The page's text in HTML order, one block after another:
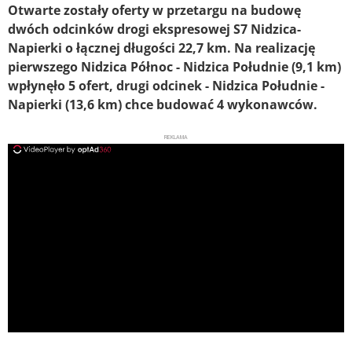
Otwarte zostały oferty w przetargu na budowę
dwóch odcinków drogi ekspresowej S7 Nidzica-
Napierki o łącznej długości 22,7 km. Na realizację
pierwszego Nidzica Północ - Nidzica Południe (9,1 km)
wpłynęło 5 ofert, drugi odcinek - Nidzica Południe -
Napierki (13,6 km) chce budować 4 wykonawców.
REKLAMA